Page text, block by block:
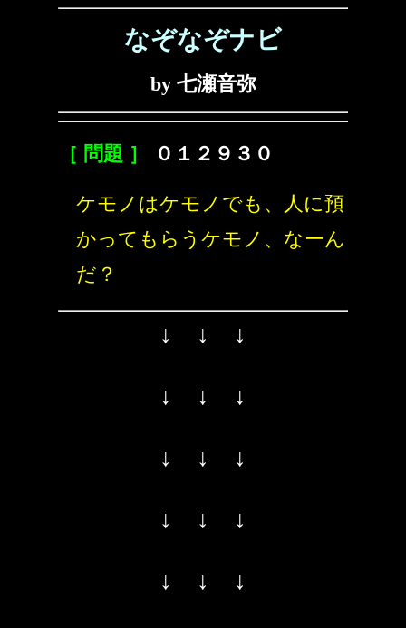
なぞなぞナビ
by 七瀬音弥
［ 問題 ］ ０１２９３０
ケモノはケモノでも、人に預
かってもらうケモノ、なーん
だ？
↓ ↓ ↓
↓ ↓ ↓
↓ ↓ ↓
↓ ↓ ↓
↓ ↓ ↓